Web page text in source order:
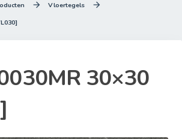
 Vloertegels 
30×30